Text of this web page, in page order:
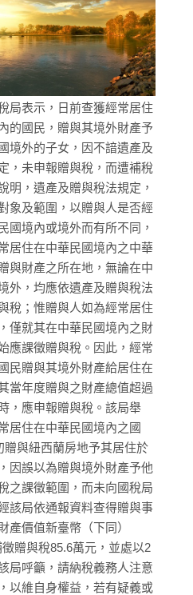
局表示，日前查獲經常居住
的國民，贈與其境外財產予
境外的子女，因不諳遺產及
，未申報贈與稅，而遭補稅
明，遺產及贈與稅法規定，
象及範圍，以贈與人是否經
國境內或境外而有所不同，
居住在中華民國境內之中華
與財產之所在地，無論在中
外，均應依遺產及贈與稅法
稅；惟贈與人如為經常居住
僅就其在中華民國境內之財
應課徵贈與稅。因此，經常
民贈與其境外財產給居住在
當年度贈與之財產總值超過
，應申報贈與稅。該局舉
居住在中華民國境內之國
贈與紐西蘭房地予其居住於
因誤以為贈與境外財產予他
之課徵範圍，而未向國稅局
該局依通報資料查得贈與事
產價值新臺幣（下同）
贈與稅85.6萬元，並處以2
局呼籲，請納稅義務人注意
以維自身權益，若有疑義或